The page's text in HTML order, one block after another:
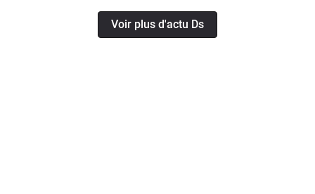
Voir plus d'actu Ds